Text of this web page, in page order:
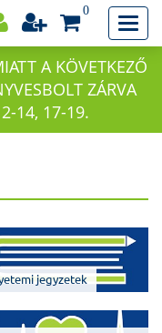
0
A KÖVETKEZŐ
ZÁRVA
14, 17-19.
jegyzetek